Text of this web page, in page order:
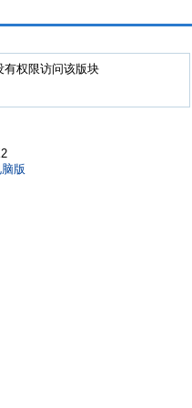
有权限访问该版块
脑版